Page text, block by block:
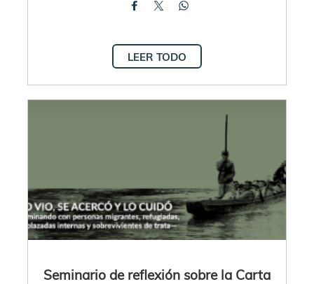
LEER TODO
Seminario de reflexión sobre la Carta